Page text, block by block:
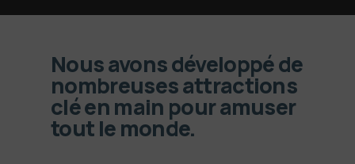
Nous avons développé de
nombreuses attractions
clé en main pour amuser
tout le monde.